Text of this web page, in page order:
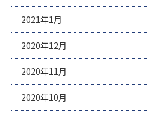
2021年1月
2020年12月
2020年11月
2020年10月